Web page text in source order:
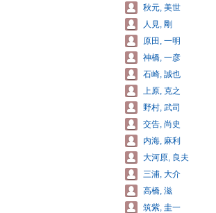
秋元, 美世
人見, 剛
原田, 一明
神橋, 一彦
石崎, 誠也
上原, 克之
野村, 武司
交告, 尚史
内海, 麻利
大河原, 良夫
三浦, 大介
高橋, 滋
筑紫, 圭一